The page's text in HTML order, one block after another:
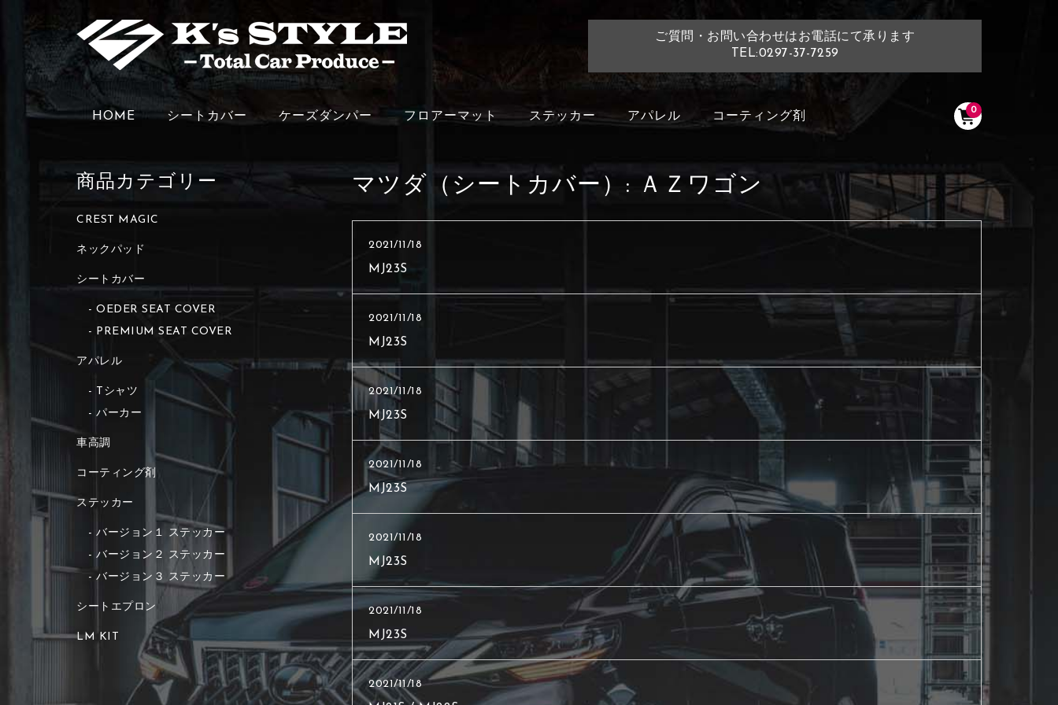
ご質問・お問い合わせはお電話にて承ります
TEL:0297-37-7259
0
HOME シートカバー ケーズダンパー フロアーマット ステッカー アパレル コーティング剤
マツダ（シートカバー）: ＡＺワゴン
2021/11/18
MJ23S
2021/11/18
MJ23S
2021/11/18
MJ23S
2021/11/18
MJ23S
2021/11/18
MJ23S
2021/11/18
MJ23S
2021/11/18
商品カテゴリー
CREST MAGIC
ネックパッド
シートカバー
OEDER SEAT COVER
PREMIUM SEAT COVER
アパレル
Tシャツ
パーカー
車高調
コーティング剤
ステッカー
バージョン１ ステッカー
バージョン２ ステッカー
バージョン３ ステッカー
シートエプロン
LM KIT